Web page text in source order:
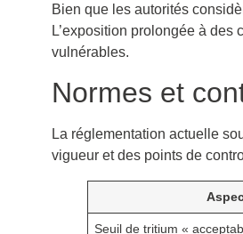
Bien que les autorités
L’exposition prolongée à
vulnérables.
Normes et
La réglementation actuelle
vigueur et des points de
Seuil de tritium «